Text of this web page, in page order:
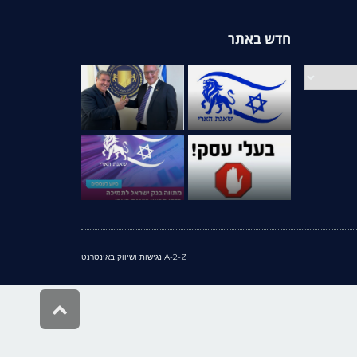
חדש באתר
A-2-Z נגישות ושיווק באינטרנט
גלילה
לראש